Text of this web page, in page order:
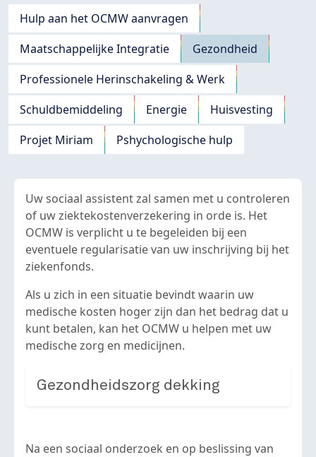
Navigation principale
Hulp aan het OCMW aanvragen
Maatschappelijke Integratie
Gezondheid
Professionele Herinschakeling & Werk
Schuldbemiddeling
Energie
Huisvesting
Projet Miriam
Pshychologische hulp
Uw sociaal assistent zal samen met u controleren
of uw ziektekostenverzekering in orde is. Het
OCMW is verplicht u te begeleiden bij een
eventuele regularisatie van uw inschrijving bij het
ziekenfonds.
Als u zich in een situatie bevindt waarin uw
medische kosten hoger zijn dan het bedrag dat u
kunt betalen, kan het OCMW u helpen met uw
medische zorg en medicijnen.
Gezondheidszorg dekking
Na een sociaal onderzoek en op beslissing van